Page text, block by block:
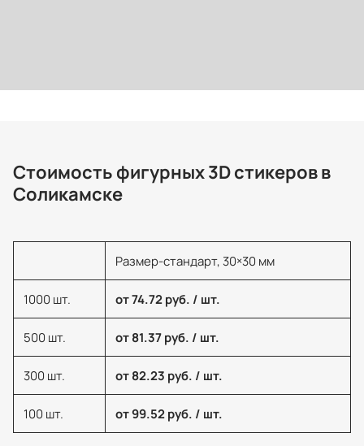
Стоимость фигурных 3D стикеров в
Соликамске
Размер-стандарт, 30×30 мм
1000 шт. от 74.72 руб. / шт.
500 шт. от 81.37 руб. / шт.
300 шт. от 82.23 руб. / шт.
100 шт. от 99.52 руб. / шт.